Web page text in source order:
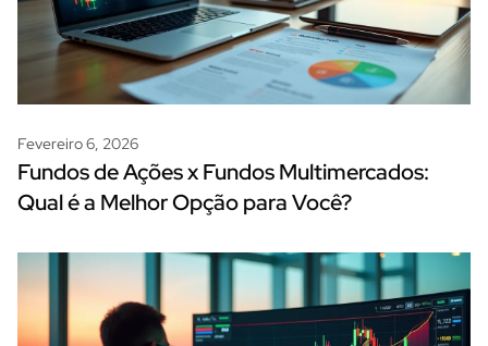
Fevereiro 6, 2026
Fundos de Ações x Fundos Multimercados:
Qual é a Melhor Opção para Você?